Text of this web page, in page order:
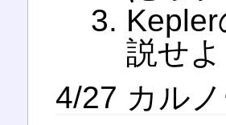
説せ
4/27 カル